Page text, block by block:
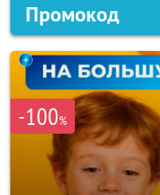
Промокод
-100%